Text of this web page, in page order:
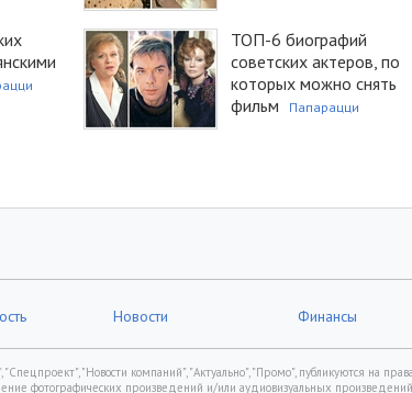
ТОП-6 биографий
советских актеров, по
которых можно снять
фильм
Папарацци
Новости Финансы
"Новости компаний", "Актуально", "Промо", публикуются на
фотографических произведений и/или аудиовизуальных